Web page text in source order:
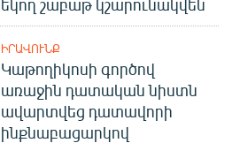
եկող շաբաթ կշարունակվեն
ԻՐԱՎՈՒՆՔ
Կաթողիկոսի գործով
առաջին դատական նիստն
ավարտվեց դատավորի
ինքնաբացարկով